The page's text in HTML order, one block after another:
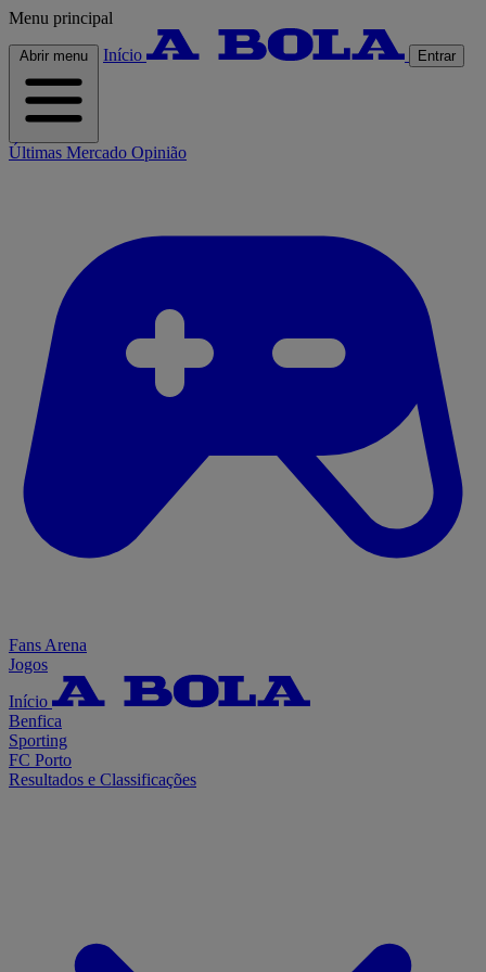
Menu principal
Abrir menu Início Entrar
Últimas Mercado Opinião
Fans Arena
Jogos
Início
Benfica
Sporting
FC Porto
Resultados e Classificações